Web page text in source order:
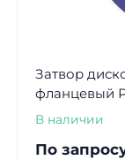
Затвор
фланцевый
В наличии
По